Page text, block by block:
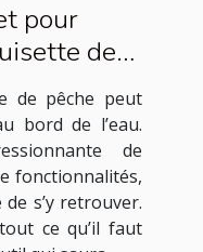
pour
de
de pêche peut
bord de l’eau.
de
fonctionnalités,
s’y retrouver.
ce qu’il faut